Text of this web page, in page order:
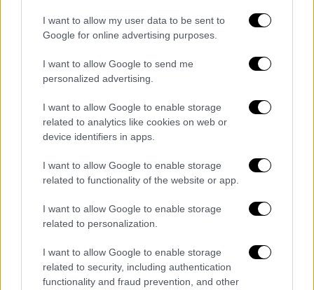
I want to allow my user data to be sent to
Google for online advertising purposes.
I want to allow Google to send me
personalized advertising.
I want to allow Google to enable storage
related to analytics like cookies on web or
device identifiers in apps.
I want to allow Google to enable storage
related to functionality of the website or app.
I want to allow Google to enable storage
related to personalization.
I want to allow Google to enable storage
related to security, including authentication
functionality and fraud prevention, and other
είναι και βιώσιμη, δηλαδή και κοινωνικά
δίκαιη. Με την πολιτική της σημερινής
κυβέρνηση πράσινη ανάπτυξη σημαίνει
ψηφίζω νόμους και μοιράζω, τα
απροσδόκητα πολλά χρήματα του Ταμείου
Ανάκαμψης και ανθεκτικότητας, σε μεγάλους
ελληνικούς και ξένους ομίλους. Το
επιχείρημα της κυβέρνησης είναι: Αυτοί
ξέρουν και μπορούν.
Αλήθεια που είναι τα δύο σημαντικά κριτήρια
για να κάνουν μια ανάπτυξη βιώσιμη και
κοινωνικά δίκαιη; Δηλαδή το κριτήριο της
Περιφερειακής σύγκλισης, της κοινωνικής
διάχυσης και της κοινωνικής συνοχής;